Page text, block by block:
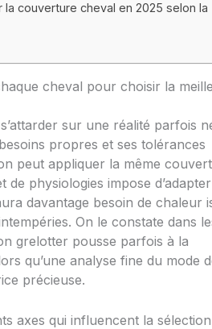
couverture cheval en 2025 selon la
cheval pour choisir la
sur une réalité parfois
propres et ses tolérances
peut appliquer la même
physiologies impose
davantage besoin de chaleur
On le constate dans
grelotter pousse parfois à la
qu’une analyse fine du mode
précieuse.
axes qui influencent la sélection.